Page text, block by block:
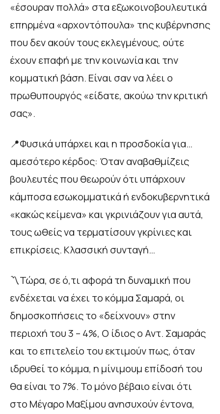
«έσουραν πολλά» στα εξωκοινοβουλευτικά
επηρμένα «αρχοντόπουλα» της κυβέρνησης
που δεν ακούν τους εκλεγμένους, ούτε
έχουν επαφή με την κοινωνία και την
κομματική βάση. Είναι σαν να λέει ο
πρωθυπουργός «είδατε, ακούω την κριτική
σας».
📍Φυσικά υπάρχει και η προσδοκία για…
αμεσότερο κέρδος: Όταν αναβαθμίζεις
βουλευτές που θεωρούν ότι υπάρχουν
κάμποσα εσωκομματικά ή ενδοκυβερνητικά
«κακώς κείμενα» και γκρινιάζουν για αυτά,
τους ωθείς να τερματίσουν γκρίνιες και
επικρίσεις. Κλασσική συνταγή…
〽️Τώρα, σε ό,τι αφορά τη δυναμική που
ενδέχεται να έχει το κόμμα Σαμαρά, οι
δημοσκοπήσεις το «δείχνουν» στην
περιοχή του 3 – 4%, Ο ίδιος ο Αντ. Σαμαράς
και το επιτελείο του εκτιμούν πως, όταν
ιδρυθεί το κόμμα, η μίνιμουμ επίδοσή του
θα είναι το 7%. Το μόνο βέβαιο είναι ότι
στο Μέγαρο Μαξίμου ανησυχούν έντονα,